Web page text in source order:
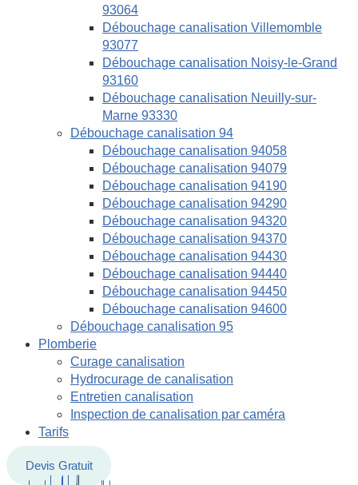
93064
Débouchage canalisation Villemomble
93077
Débouchage canalisation Noisy-le-Grand
93160
Débouchage canalisation Neuilly-sur-
Marne 93330
Débouchage canalisation 94
Débouchage canalisation 94058
Débouchage canalisation 94079
Débouchage canalisation 94190
Débouchage canalisation 94290
Débouchage canalisation 94320
Débouchage canalisation 94370
Débouchage canalisation 94430
Débouchage canalisation 94440
Débouchage canalisation 94450
Débouchage canalisation 94600
Débouchage canalisation 95
Plomberie
Curage canalisation
Hydrocurage de canalisation
Entretien canalisation
Inspection de canalisation par caméra
Tarifs
Devis Gratuit